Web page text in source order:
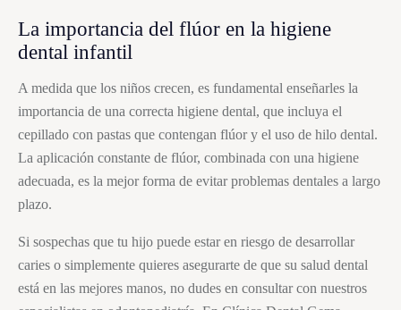
La importancia del flúor en la higiene
dental infantil
A medida que los niños crecen, es fundamental enseñarles la
importancia de una correcta higiene dental, que incluya el
cepillado con pastas que contengan flúor y el uso de hilo dental.
La aplicación constante de flúor, combinada con una higiene
adecuada, es la mejor forma de evitar problemas dentales a largo
plazo.
Si sospechas que tu hijo puede estar en riesgo de desarrollar
caries o simplemente quieres asegurarte de que su salud dental
está en las mejores manos, no dudes en consultar con nuestros